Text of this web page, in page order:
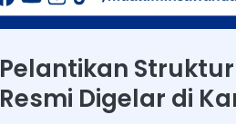
Pelantikan Struktur
Resmi Digelar di